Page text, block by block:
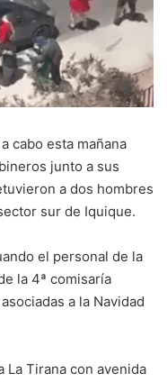
cabo esta mañana
junto a sus
a dos hombres
sur de Iquique.
el personal de la
la 4ª comisaría
a la Navidad
Tirana con avenida